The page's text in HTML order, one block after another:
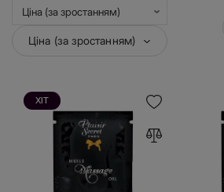
Ціна (за зростанням)
ХІТ